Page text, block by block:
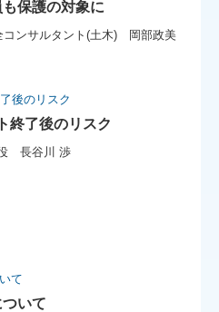
保護の対象に
ンサルタント(土木) 岡部政美
終了後のリスク
長谷川 渉
いて